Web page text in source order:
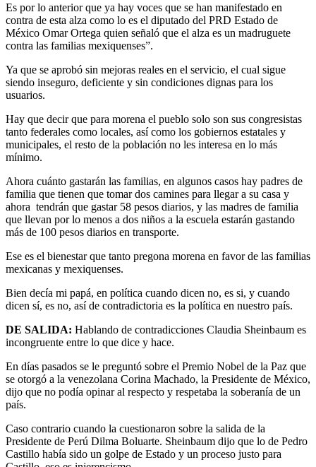
Es por lo anterior que ya hay voces que se han manifestado en
contra de esta alza como lo es el diputado del PRD Estado de
México Omar Ortega quien señaló que el alza es un madruguete
contra las familias mexiquenses”.
Ya que se aprobó sin mejoras reales en el servicio, el cual sigue
siendo inseguro, deficiente y sin condiciones dignas para los
usuarios.
Hay que decir que para morena el pueblo solo son sus congresistas
tanto federales como locales, así como los gobiernos estatales y
municipales, el resto de la población no les interesa en lo más
mínimo.
Ahora cuánto gastarán las familias, en algunos casos hay padres de
familia que tienen que tomar dos camines para llegar a su casa y
ahora tendrán que gastar 58 pesos diarios, y las madres de familia
que llevan por lo menos a dos niños a la escuela estarán gastando
más de 100 pesos diarios en transporte.
Ese es el bienestar que tanto pregona morena en favor de las familias
mexicanas y mexiquenses.
Bien decía mi papá, en política cuando dicen no, es si, y cuando
dicen sí, es no, así de contradictoria es la política en nuestro país.
DE SALIDA: Hablando de contradicciones Claudia Sheinbaum es
incongruente entre lo que dice y hace.
En días pasados se le preguntó sobre el Premio Nobel de la Paz que
se otorgó a la venezolana Corina Machado, la Presidente de México,
dijo que no podía opinar al respecto y respetaba la soberanía de un
país.
Caso contrario cuando la cuestionaron sobre la salida de la
Presidente de Perú Dilma Boluarte. Sheinbaum dijo que lo de Pedro
Castillo había sido un golpe de Estado y un proceso justo para